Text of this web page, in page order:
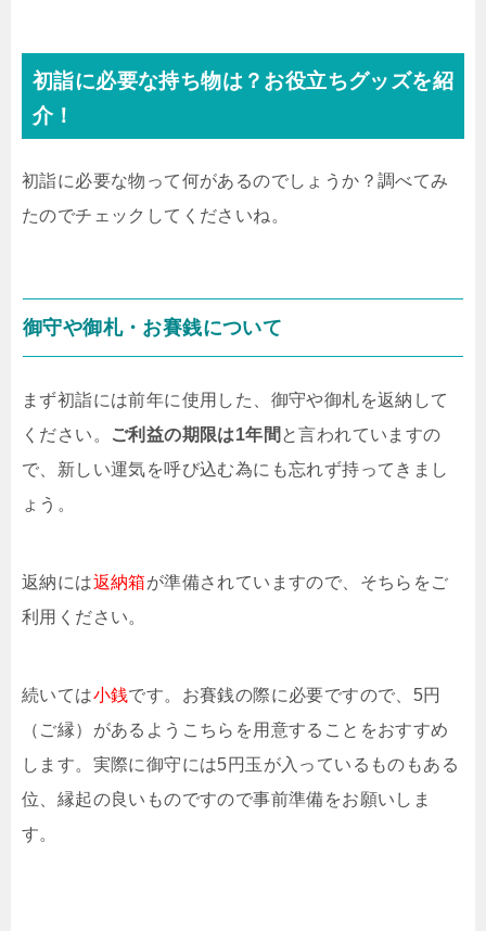
初詣に必要な持ち物は？お役立ちグッズを紹
介！
初詣に必要な物って何があるのでしょうか？調べてみ
たのでチェックしてくださいね。
御守や御札・お賽銭について
まず初詣には前年に使用した、御守や御札を返納して
ください。
ご利益の期限は1年間 と言われていますの
で、新しい運気を呼び込む為にも忘れず持ってきまし
ょう。
返納には返納箱が準備されていますので、そちらをご
利用ください。
続いては小銭です。お賽銭の際に必要ですので、5円
（ご縁）があるようこちらを用意することをおすすめ
します。実際に御守には5円玉が入っているものもある
位、縁起の良いものですので事前準備をお願いしま
す。